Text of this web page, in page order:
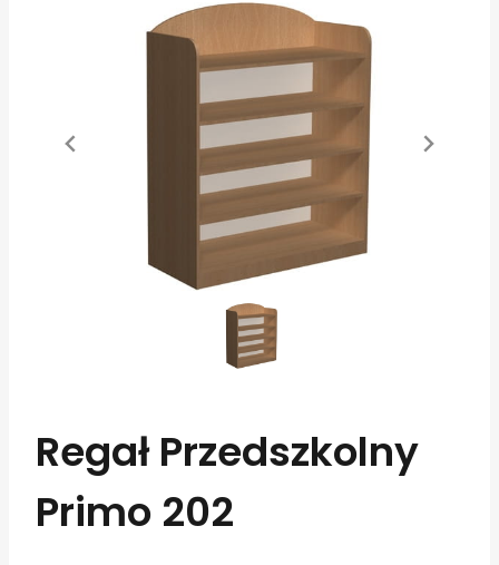
Regał Przedszkolny
Primo 202